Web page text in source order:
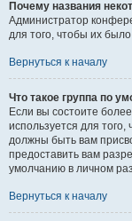
Почему названия
Администратор
для того, чтобы их
Вернуться к началу
Что такое группа по
Если вы состоите
используется для
должны быть вам
предоставить вам
умолчанию в личном
Вернуться к началу